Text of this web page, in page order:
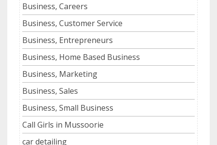
Business, Careers
Business, Customer Service
Business, Entrepreneurs
Business, Home Based Business
Business, Marketing
Business, Sales
Business, Small Business
Call Girls in Mussoorie
car detailing